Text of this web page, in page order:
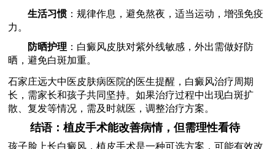
生活习惯：规律作息，避免熬夜，适当运动，增强免疫
力。
防晒护理 ：白癜风皮肤对紫外线敏感，外出需做好防
晒，避免白斑加重。
石家庄远大中医皮肤病医院的医生提醒，白癜风治疗周期
长，需家长和孩子共同坚持。如果治疗过程中出现白斑扩
散、复发等情况，需及时就医，调整治疗方案。
结语：植皮手术能改善病情，但需理性看待
孩子脸上长白癜风，植皮手术是一种可选方案，可能有效改